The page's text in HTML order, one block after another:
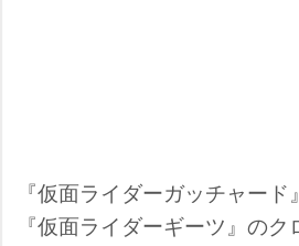
『仮面ライダーガッチャード
『仮面ライダーギーツ』のク